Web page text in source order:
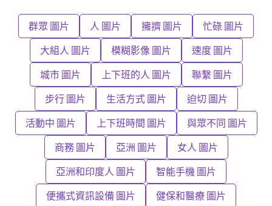
群眾 圖片 人 圖片 擁擠 圖片 忙碌 圖片
大組人 圖片 模糊影像 圖片 速度 圖片
城市 圖片 上下班的人 圖片 聯繫 圖片
步行 圖片 生活方式 圖片 迫切 圖片
活動中 圖片 上下班時間 圖片 與眾不同 圖片
商務 圖片 亞洲 圖片 女人 圖片
亞洲和印度人 圖片 智能手機 圖片
便攜式資訊設備 圖片 健保和醫療 圖片